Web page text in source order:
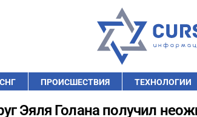
ПРОИСШЕСТВИЯ ТЕХНОЛОГИИ
Эяля Голана получил